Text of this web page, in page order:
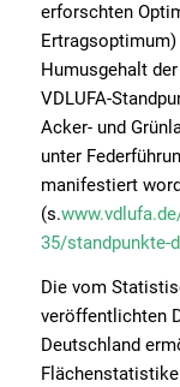
erforschten
Humusgehalt
VDLUFA-
Acker- und
unter
manifestiert
(s.
35/standpunkte-
Die vom
veröffentlichten
Deutschland